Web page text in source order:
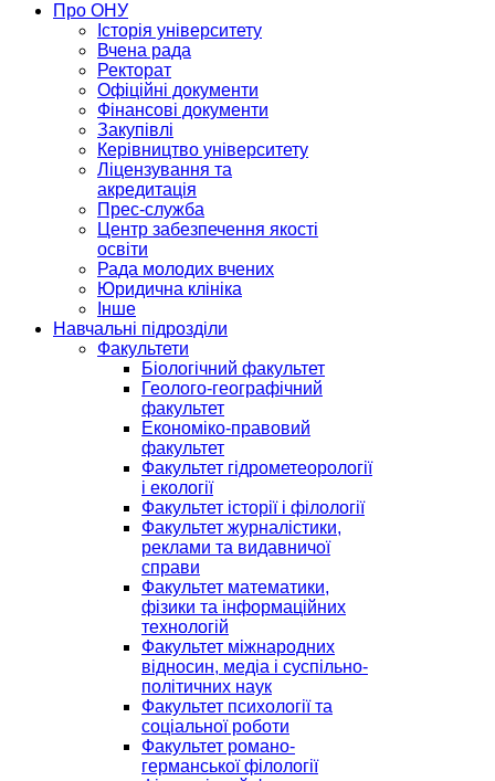
Про ОНУ
Історія університету
Вчена рада
Ректорат
Офіційні документи
Фінансові документи
Закупівлі
Керівництво університету
Ліцензування та
акредитація
Прес-служба
Центр забезпечення якості
освіти
Рада молодих вчених
Юридична клініка
Інше
Навчальні підрозділи
Факультети
Біологічний факультет
Геолого-географічний
факультет
Економіко-правовий
факультет
Факультет гідрометеорології
і екології
Факультет історії і філології
Факультет журналістики,
реклами та видавничої
справи
Факультет математики,
фізики та інформаційних
технологій
Факультет міжнародних
відносин, медіа і суспільно-
політичних наук
Факультет психології та
соціальної роботи
Факультет романо-
германської філології